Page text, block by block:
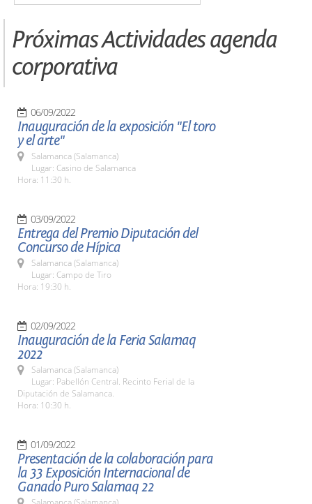
Próximas Actividades agenda
corporativa
06/09/2022
Inauguración de la exposición "El toro
y el arte"
Salamanca (Salamanca)
Lugar: Casino de Salamanca
Hora: 11:30 h.
03/09/2022
Entrega del Premio Diputación del
Concurso de Hípica
Salamanca (Salamanca)
Lugar: Campo de Tiro
Hora: 19:30 h.
02/09/2022
Inauguración de la Feria Salamaq
2022
Salamanca (Salamanca)
Lugar: Pabellón Central. Recinto Ferial de la
Diputación de Salamanca.
Hora: 10:30 h.
01/09/2022
Presentación de la colaboración para
la 33 Exposición Internacional de
Ganado Puro Salamaq 22